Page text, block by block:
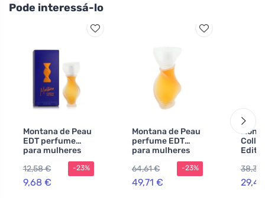
Pode interessá-lo
Montana de Peau
EDT perfume
para mulheres
12,58 €
9,68 €
-23%
Montana de Peau
perfume EDT
para mulheres
64,61 €
49,71 €
-23% 38,33